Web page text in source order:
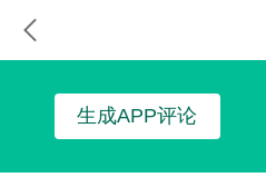
生成APP评论